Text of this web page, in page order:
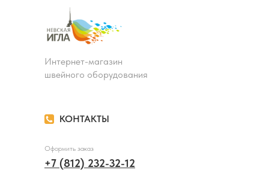
КОНТАКТЫ
Интернет-магазин
швейного оборудования
+7 (812) 232-32-12
Оформить заказ